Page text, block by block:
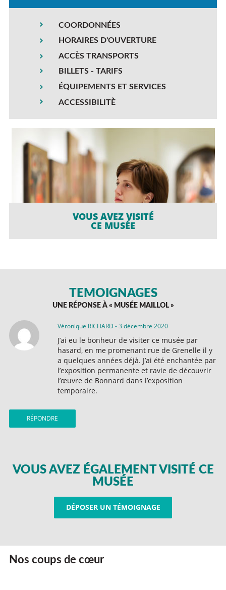
COORDONNÉES
HORAIRES D'OUVERTURE
ACCÈS TRANSPORTS
BILLETS - TARIFS
ÉQUIPEMENTS ET SERVICES
ACCESSIBILITÈ
VOUS AVEZ VISITÉ
CE MUSÉE
TÉMOIGNAGES
UNE RÉPONSE À « MUSÉE MAILLOL»
Véronique RICHARD -3 décembre 2020
J’ai eu le bonheur de visiter ce musée par
hasard, en me promenant rue de Grenelle il y
a quelques années déjà. J’ai été enchantée par
l’exposition permanente et ravie de découvrir
l’œuvre de Bonnard dans l’exposition
temporaire.
RÉPONDRE
VOUS AVEZ ÉGALEMENT VISITÉ CE
MUSÉE
DÉPOSER UN TÉMOIGNAGE
Nos coups de cœur